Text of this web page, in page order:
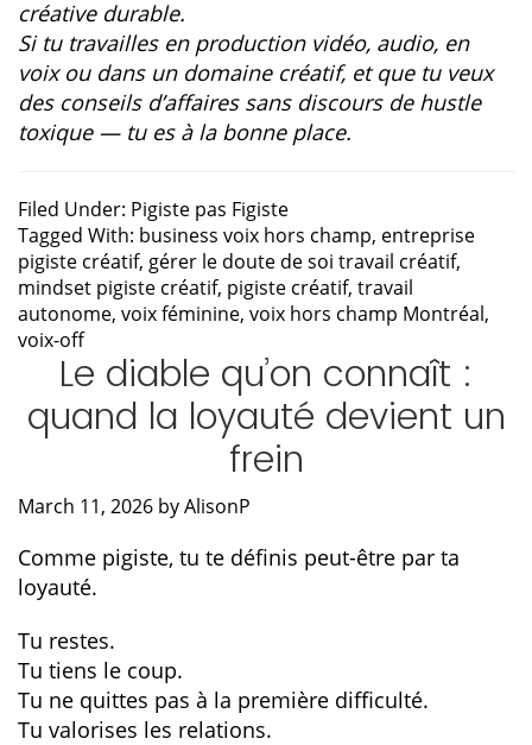
créative durable.
Si tu travailles en production vidéo, audio, en
voix ou dans un domaine créatif, et que tu veux
des conseils d’affaires sans discours de hustle
toxique — tu es à la bonne place.
Filed Under: Pigiste pas Figiste
Tagged With: business voix hors champ, entreprise
pigiste créatif, gérer le doute de soi travail créatif,
mindset pigiste créatif, pigiste créatif, travail
autonome, voix féminine, voix hors champ Montréal,
voix-off
Le diable qu’on connaît :
quand la loyauté devient un
frein
March 11, 2026 byAlisonP
Comme pigiste, tu te définis peut-être par ta
loyauté.
Tu restes.
Tu tiens le coup.
Tu ne quittes pas à la première difficulté.
Tu valorises les relations.